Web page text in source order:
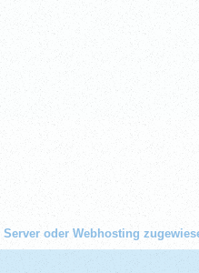
oder Webhosting